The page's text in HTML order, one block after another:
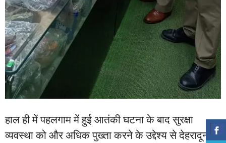
हाल ही में पहलगाम में हुई आतंकी घटना के बाद सुरक्षा
व्यवस्था को और अधिक पुख्ता करने के उद्देश्य से देहरादून